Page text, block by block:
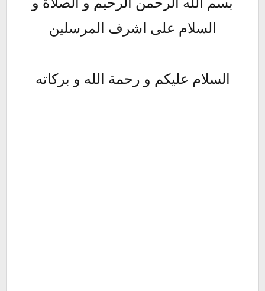
السلام على اشرف المرسلين
السلام عليكم و رحمة الله و بركاته